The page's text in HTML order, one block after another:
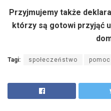
Przyjmujemy także
którzy są gotowi przyjąć
Tagi: społeczeństwo